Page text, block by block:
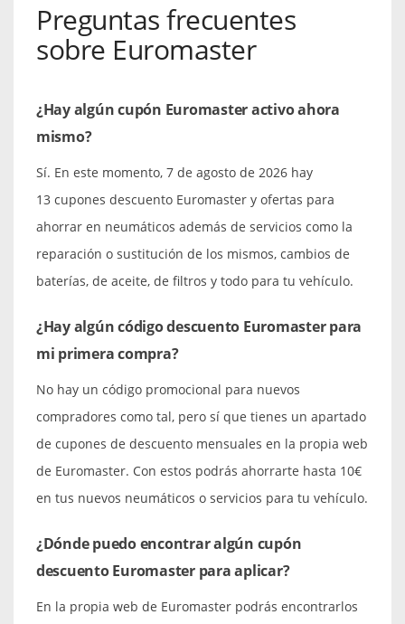
Preguntas frecuentes
sobre Euromaster
¿Hay algún cupón Euromaster activo ahora
mismo?
Sí. En este momento, 7 de agosto de 2026 hay
13 cupones descuento Euromaster y ofertas para
ahorrar en neumáticos además de servicios como la
reparación o sustitución de los mismos, cambios de
baterías, de aceite, de filtros y todo para tu vehículo.
¿Hay algún código descuento Euromaster para
mi primera compra?
No hay un código promocional para nuevos
compradores como tal, pero sí que tienes un apartado
de cupones de descuento mensuales en la propia web
de Euromaster. Con estos podrás ahorrarte hasta 10€
en tus nuevos neumáticos o servicios para tu vehículo.
¿Dónde puedo encontrar algún cupón
descuento Euromaster para aplicar?
En la propia web de Euromaster podrás encontrarlos